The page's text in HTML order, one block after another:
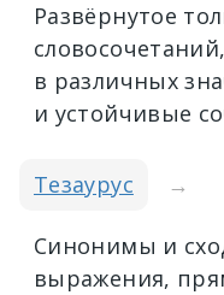
Развёрнутое
в различных
и устойчивые
Тезаурус →
Синонимы и
выражения,